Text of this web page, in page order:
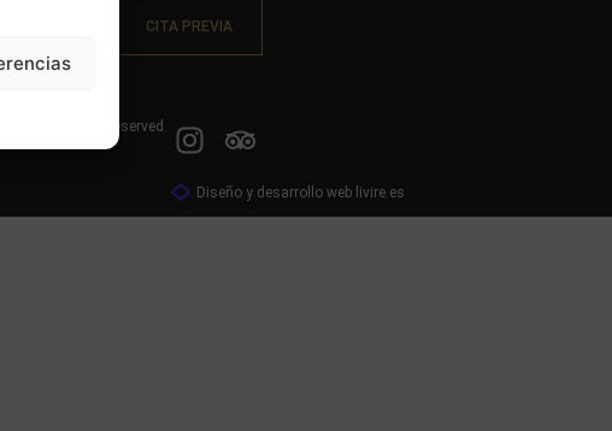
CITA PREVIA
All rights reserved.
Diseño y desarrollo web livire.es